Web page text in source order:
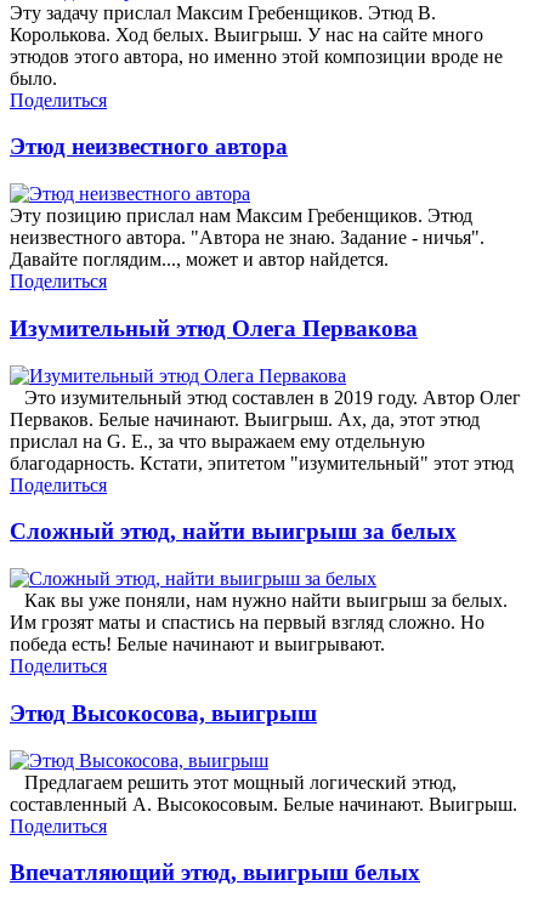
Эту задачу прислал Максим Гребенщиков. Этюд В.
Королькова. Ход белых. Выигрыш. У нас на сайте много
этюдов этого автора, но именно этой композиции вроде не
было.
Поделиться
Этюд неизвестного автора
Эту позицию прислал нам Максим Гребенщиков. Этюд
неизвестного автора. "Автора не знаю. Задание - ничья".
Давайте поглядим..., может и автор найдется.
Поделиться
Изумительный этюд Олега Первакова
Это изумительный этюд составлен в 2019 году. Автор Олег
Перваков. Белые начинают. Выигрыш. Ах, да, этот этюд
прислал на G. E., за что выражаем ему отдельную
благодарность. Кстати, эпитетом "изумительный" этот этюд
Поделиться
Сложный этюд, найти выигрыш за белых
Как вы уже поняли, нам нужно найти выигрыш за белых.
Им грозят маты и спастись на первый взгляд сложно. Но
победа есть! Белые начинают и выигрывают.
Поделиться
Этюд Высокосова, выигрыш
Предлагаем решить этот мощный логический этюд,
составленный А. Высокосовым. Белые начинают. Выигрыш.
Поделиться
Впечатляющий этюд, выигрыш белых